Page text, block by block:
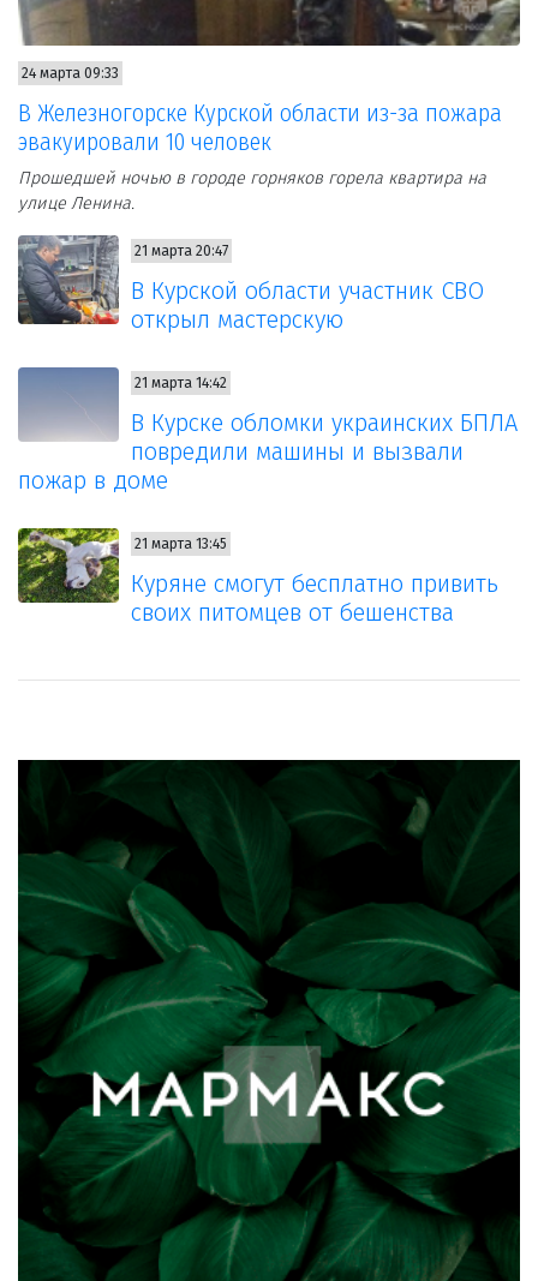
24 марта 09:33
В Железногорске Курской области из-за пожара
эвакуировали 10 человек
Прошедшей ночью в городе горняков горела квартира на
улице Ленина.
21 марта 20:47
В Курской области участник СВО
открыл мастерскую
21 марта 14:42
В Курске обломки украинских БПЛА
повредили машины и вызвали
пожар в доме
21 марта 13:45
Куряне смогут бесплатно привить
своих питомцев от бешенства